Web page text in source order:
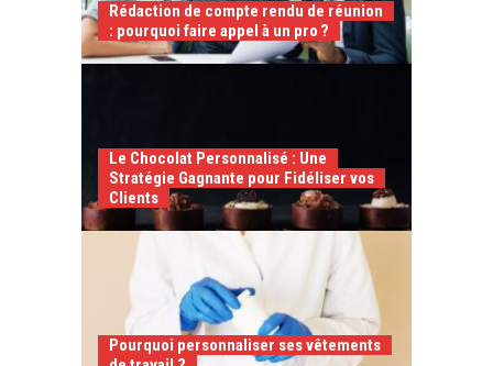
Rédaction de compte rendu de réunion
: pourquoi faire appel à un pro ?
Le Chocolat Personnalisé : Une
Stratégie Gagnante pour Fidéliser vos
Clients
Pourquoi personnaliser ses vêtements